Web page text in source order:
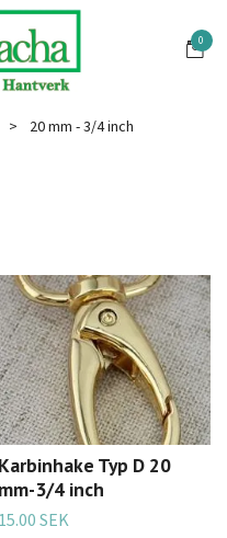
0
20 mm - 3/4 inch
Karbinhake Typ D 20
mm-3/4 inch
15.00 SEK